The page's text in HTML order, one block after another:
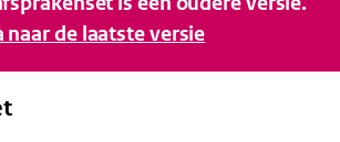
naar de laatste versie